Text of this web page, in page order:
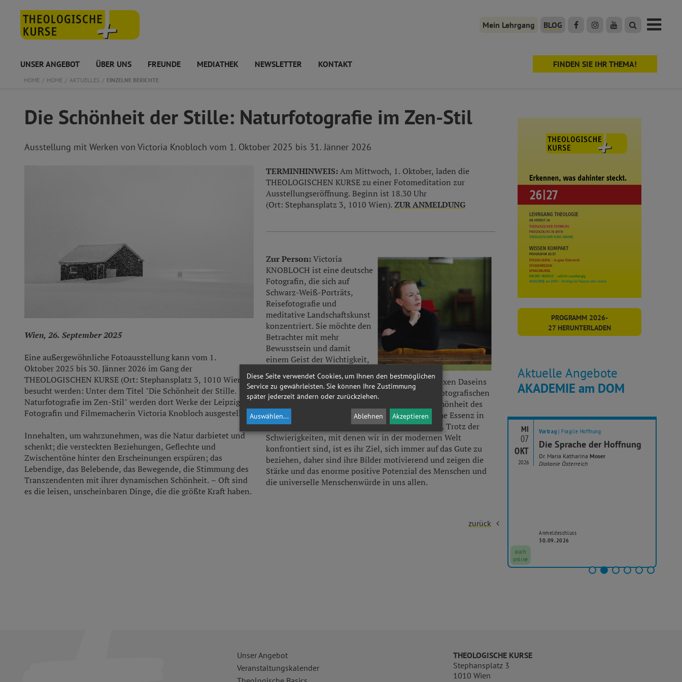
Mein Lehrgang BLOG
UNSER ANGEBOT ÜBER UNS FREUNDE MEDIATHEK NEWSLETTER KONTAKT FINDEN SIE IHR THEMA!
HOME HOME AKTUELLES EINZELNE BERICHTE
Die Schönheit der Stille: Naturfotografie im Zen-Stil
Ausstellung mit Werken von Victoria Knobloch vom 1. Oktober 2025 bis 31. Jänner 2026
Wien, 26. September 2025
Eine außergewöhnliche Fotoausstellung kann vom 1.
Oktober 2025 bis 30. Jänner 2026 im Gang der
THEOLOGISCHEN KURSE (Ort: Stephansplatz 3, 1010 Wien)
besucht werden: Unter dem Titel "Die Schönheit der Stille.
Naturfotografie im Zen-Stil" werden dort Werke der Leipziger
Fotografin und Filmemacherin Victoria Knobloch ausgestellt.
Innehalten, um wahrzunehmen, was die Natur darbietet und
schenkt; die versteckten Beziehungen, Geflechte und
Zwischentöne hinter den Erscheinungen erspüren; das
Lebendige, das Belebende, das Bewegende, die Stimmung des
Transzendenten mit ihrer dynamischen Schönheit. – Oft sind
es die leisen, unscheinbaren Dinge, die die größte Kraft haben.
TERMINHINWEIS:Am Mittwoch, 1. Oktober, laden die
THEOLOGISCHEN KURSE zu einer Fotomeditation zur
Ausstellungseröffnung. Beginn ist 18.30 Uhr
(Ort: Stephansplatz 3, 1010 Wien). ZUR ANMELDUNG
Zur Person:Victoria
KNOBLOCH ist eine deutsche
Fotografin, die sich auf
Schwarz-Weiß-Porträts,
Reisefotografie und
meditative Landschaftskunst
konzentriert. Sie möchte den
Betrachter mit mehr
Bewusstsein und damit
einem Geist der Wichtigkeit,
Wertschätzung in die Erkundung unseres komplexen Daseins
hineinführen. Mit ihrer einfachen und direkten fotografischen
Herangehensweise enthüllt sie die natürliche Schönheit des
Lebens und ihre Bilder tragen eine philosophische Essenz in
sich, um mit ihrem Publikum zu kommunizieren. Trotz der
Schwierigkeiten, mit denen wir in der modernen Welt
konfrontiert sind, ist es ihr Ziel, sich immer auf das Gute zu
beziehen, daher sind ihre Bilder motivierend und zeigen die
Stärke und das enorme positive Potenzial des Menschen und
die universelle Menschenwürde in uns allen.
zurück
PROGRAMM 2026-
27 HERUNTERLADEN
Aktuelle Angebote
AKADEMIE am DOM
21
OKT
2026
Vortrag| Fragile Hoffnung
Demokratie und Migration
Eine Zukunftsfrage
Günther
Dema-Institut # Demokratie für alle
MI
07
OKT
2026
Ausstellungseröffnung
Himmlisches
Fotos von...
Univ.-Prof. Dr. FranzKerschbaum
Universität Wien
MI
07
OKT
2026
Vortrag | Fragile Hoffnung
Die Sprache der Hoffnung
Dr. Maria Katharina Moser
Diakonie Österreich
auch
online
Anmeldeschluss
30.09.2026
Unser Angebot
Veranstaltungskalender
THEOLOGISCHE KURSE
Stephansplatz 3
1010 Wien
Diese Seite verwendet Cookies, um Ihnen den bestmöglichen
Service zu gewährleisten. Sie können Ihre Zustimmung
später jederzeit ändern oder zurückziehen.
Auswählen... Ablehnen Akzeptieren